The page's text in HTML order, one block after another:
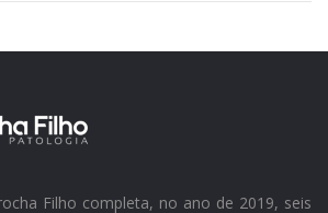
Filho completa, no ano de 2019, seis